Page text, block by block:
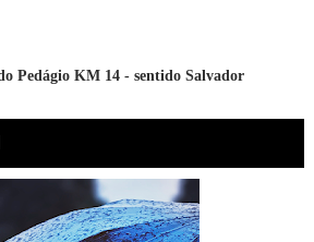
Pedágio KM 14 - sentido Salvador